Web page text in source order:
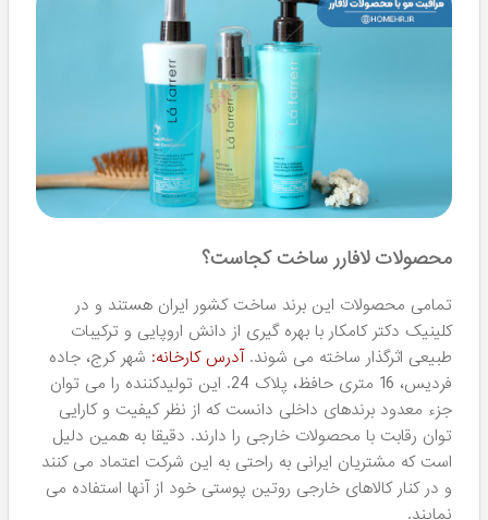
ژل‌های شست و شو صورت:
با خرید این دسته ژل های شوینده
خیال راحتی از بابت پاکی و تمیزی صورت خود خواهید داشت و
می توانید به جنگ با آکنه ها و باکتری های مزاحم موجود بر
روی سطح صورت بروید.
کرم‌های مرطوب کننده دست و صورت: این کرم ها را می توانید
هر روز برای تامین رطوبت موردنیاز پوست صورت، دست و بدن
خود استفاده کنید. به همین راحتی! برای انواع مختلف پوست
حتی پوست هایی که حساس هستند نیز قابل مصرف می
باشند.
ماسک و سرم‌های مو:
شما می توانید به سادگی برای سالم و
خوش حالت ماندن موهایتان روی این محصولات مویی حساب
باز کنید. می دانید دقیقا چه وقتی اثرگذاری آنها بیشتر می شود؟
زمانی که بعد از شوینده های سر Lafarrerr از آنها استفاده
نمایید.
ژل‌های روشن کننده صورت:با اینکه دسته بندی روشن کننده
این مجموعه هیچوقت آنقدرها مشهور نشد که بتواند با رقبای
خارجی اش رقابت کند اما بازهم نمی شود به سادگی از خواص